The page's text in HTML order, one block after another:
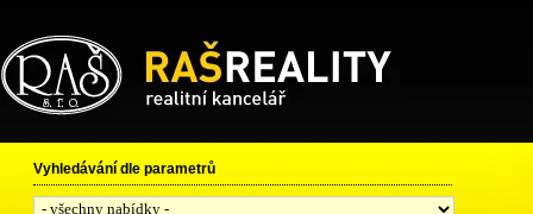
RAŠ, spol. s r.o.
Vyhledávání dle parametrů